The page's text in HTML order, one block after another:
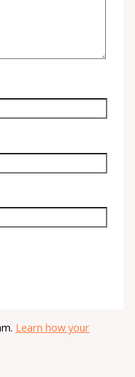
Learn how your